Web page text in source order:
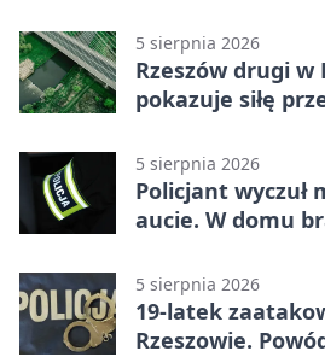
5 sierpnia 2026
Rzeszów drugi w
pokazuje siłę
5 sierpnia 2026
Policjant wyczuł
aucie. W domu
5 sierpnia 2026
19-latek
Rzeszowie.